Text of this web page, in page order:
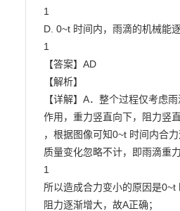
1
D. 0~t 时间内，雨滴的机械能
1
【答案】AD
【解析】
【详解】A．整个过程仅考虑
作用，重力竖直向下，阻力竖
，根据图像可知0~t 时间内合
质量变化忽略不计，即雨滴重力
1
所以造成合力变小的原因是0~t
阻力逐渐增大，故A正确；